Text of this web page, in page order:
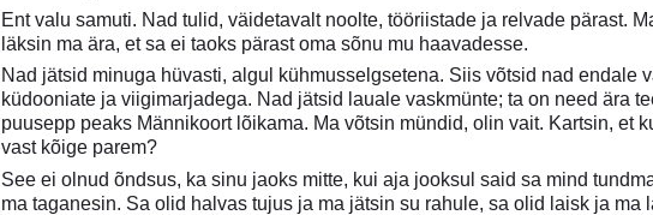
Ent valu samuti. Nad tulid, väidetavalt noolte, tööriistade ja relvade pärast.
läksin ma ära, et sa ei taoks pärast oma sõnu mu haavadesse.
Nad jätsid minuga hüvasti, algul kühmusselgsetena. Siis võtsid nad
küdooniate ja viigimarjadega. Nad jätsid lauale vaskmünte; ta on need ära
puusepp peaks Männikoort lõikama. Ma võtsin mündid, olin vait. Kartsin, et
vast kõige parem?
See ei olnud õndsus, ka sinu jaoks mitte, kui aja jooksul said sa mind
ma taganesin. Sa olid halvas tujus ja ma jätsin su rahule, sa olid laisk ja